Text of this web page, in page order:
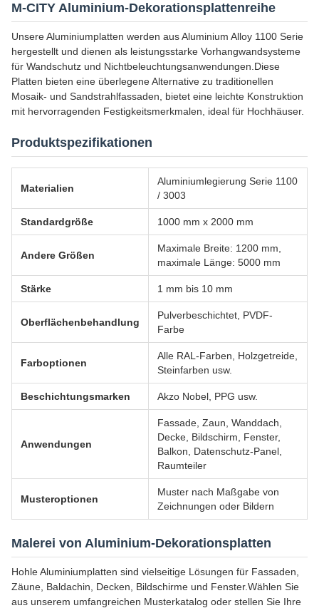
M-CITY Aluminium-Dekorationsplattenreihe
Unsere Aluminiumplatten werden aus Aluminium Alloy 1100 Serie
hergestellt und dienen als leistungsstarke Vorhangwandsysteme
für Wandschutz und Nichtbeleuchtungsanwendungen.Diese
Platten bieten eine überlegene Alternative zu traditionellen
Mosaik- und Sandstrahlfassaden, bietet eine leichte Konstruktion
mit hervorragenden Festigkeitsmerkmalen, ideal für Hochhäuser.
Produktspezifikationen
Materialien
Aluminiumlegierung Serie 1100
/ 3003
Standardgröße 1000 mm x 2000 mm
Andere Größen
Maximale Breite: 1200 mm,
maximale Länge: 5000 mm
Stärke 1 mm bis 10 mm
Oberflächenbehandlung
Pulverbeschichtet, PVDF-
Farbe
Farboptionen
Alle RAL-Farben, Holzgetreide,
Steinfarben usw.
Beschichtungsmarken Akzo Nobel, PPG usw.
Anwendungen
Fassade, Zaun, Wanddach,
Decke, Bildschirm, Fenster,
Balkon, Datenschutz-Panel,
Raumteiler
Musteroptionen
Muster nach Maßgabe von
Zeichnungen oder Bildern
Malerei von Aluminium-Dekorationsplatten
Hohle Aluminiumplatten sind vielseitige Lösungen für Fassaden,
Zäune, Baldachin, Decken, Bildschirme und Fenster.Wählen Sie
aus unserem umfangreichen Musterkatalog oder stellen Sie Ihre